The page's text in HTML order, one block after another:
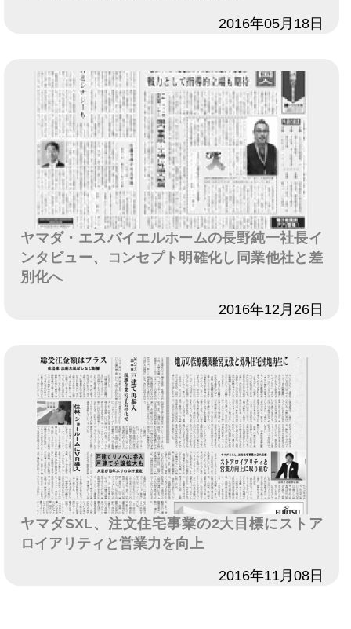
2016年05月18日
ヤマダ・エスバイエルホームの長野純一社長イ
ンタビュー、コンセプト明確化し同業他社と差
別化へ
2016年12月26日
ヤマダSXL、注文住宅事業の2大目標にストア
ロイアリティと営業力を向上
2016年11月08日